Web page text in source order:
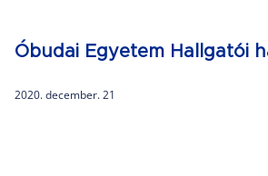
Óbudai Egyetem Hallgatói
2020. december. 21